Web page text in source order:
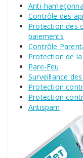
Anti-
Contrôle des
Protection des
paiements
Contrôle
Protection de
Pare-Feu
Surveillance
Protection
Protection
Antispam